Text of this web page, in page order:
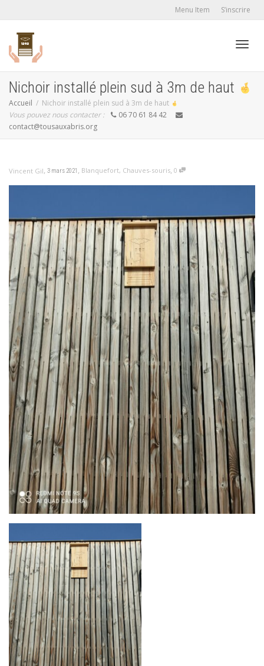
Menu Item S’inscrire
Nichoir installé plein sud à 3m de haut
Accueil
Nichoir installé plein sud à 3m de haut
Vous pouvez nous contacter :
06 70 61 84 42
contact@tousauxabris.org
Vincent Gil, 3 mars 2021 , Blanquefort, Chauves-souris, 0